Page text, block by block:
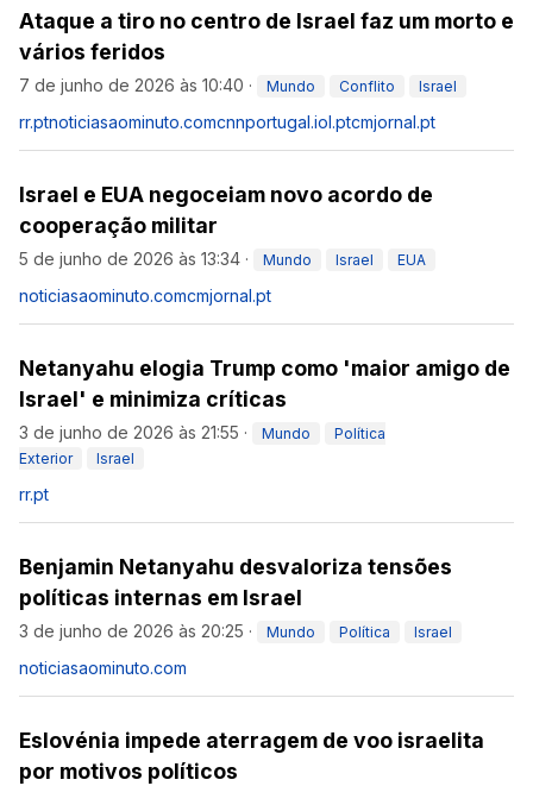
Ataque a tiro no centro de Israel faz um morto e
vários feridos
7 de junho de 2026 às 10:40 · Mundo Conflito Israel
rr.ptnoticiasaominuto.comcnnportugal.iol.ptcmjornal.pt
Israel e EUA negoceiam novo acordo de
cooperação militar
5 de junho de 2026 às 13:34 · Mundo Israel EUA
noticiasaominuto.comcmjornal.pt
Netanyahu elogia Trump como 'maior amigo de
Israel' e minimiza críticas
3 de junho de 2026 às 21:55 · Mundo
Política
Exterior
Israel
rr.pt
Benjamin Netanyahu desvaloriza tensões
políticas internas em Israel
3 de junho de 2026 às 20:25 · Mundo Política Israel
noticiasaominuto.com
Eslovénia impede aterragem de voo israelita
por motivos políticos